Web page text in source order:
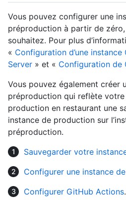
Vous pouvez configurer une
préproduction à partir de
souhaitez. Pour plus
« Configuration d’une
Server » et « Configuration de
Vous pouvez également créer
préproduction qui reflète
production en restaurant une
instance de production sur
préproduction.
Sauvegarder votre
Configurer une instance
Configurer GitHub Actions.